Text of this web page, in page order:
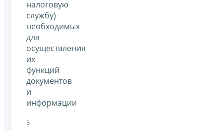
налоговую
службу)
необходимых
для
осуществления
их
функций
документов
и
информации
5